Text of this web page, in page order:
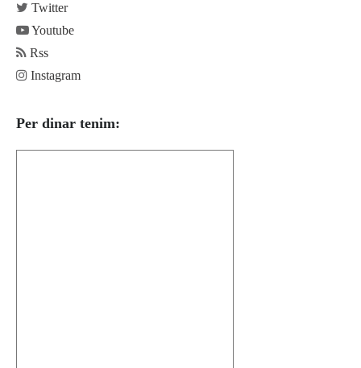
Twitter
Youtube
Rss
Instagram
Per dinar tenim: